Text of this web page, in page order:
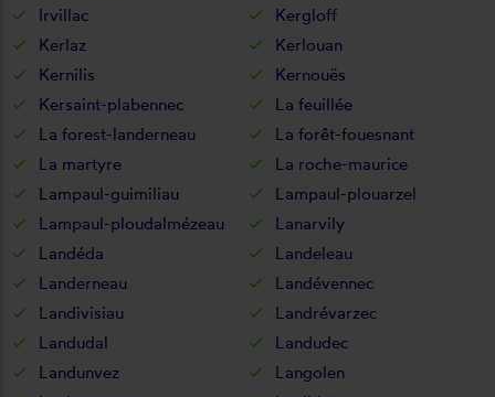
Irvillac
Kergloff
Kerlaz
Kerlouan
Kernilis
Kernouës
Kersaint-plabennec
La feuillée
La forest-landerneau
La forêt-fouesnant
La martyre
La roche-maurice
Lampaul-guimiliau
Lampaul-plouarzel
Lampaul-ploudalmézeau
Lanarvily
Landéda
Landeleau
Landerneau
Landévennec
Landivisiau
Landrévarzec
Landudal
Landudec
Landunvez
Langolen